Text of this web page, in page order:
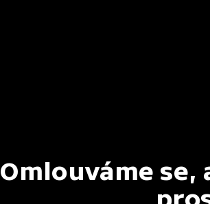
Omlouváme se,